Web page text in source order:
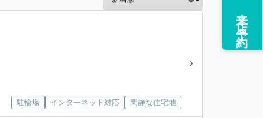
駐輪場 インターネット対応 閑静な住宅地
来店予約